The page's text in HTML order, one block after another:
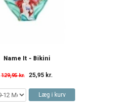
Name It - Bikini
129,95 kr. 25,95 kr.
Læg i kurv